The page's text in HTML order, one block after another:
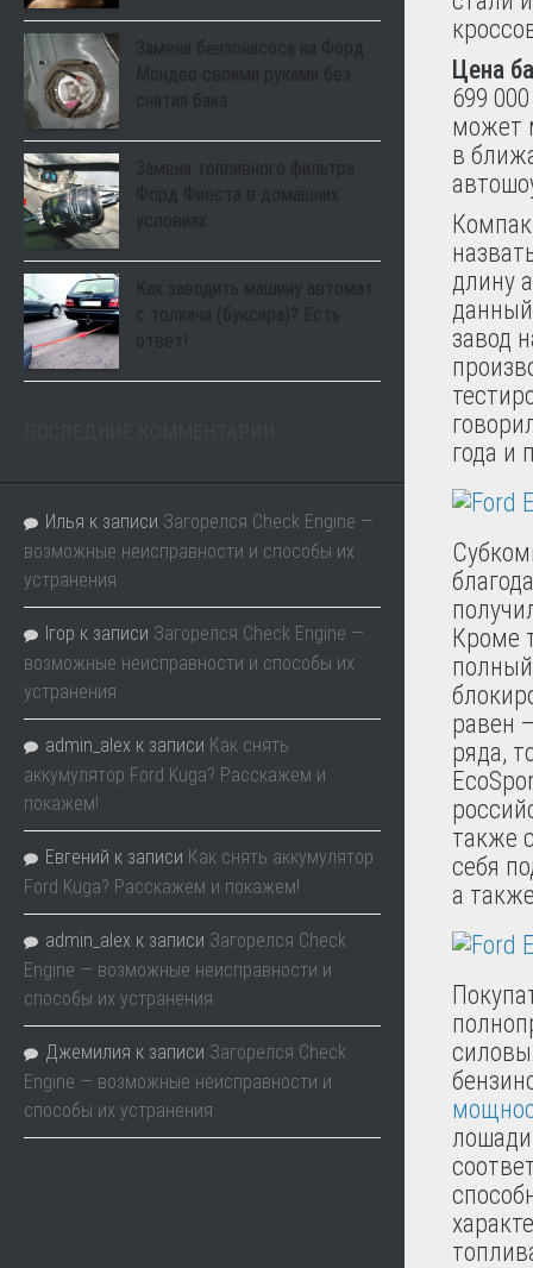
Цена
699
может
в
длину
завод
года и
Кроме
равен
ряда,
также
себя
а
Замена бензонасоса на Форд
Мондео своими руками без
снятия бака
Замена топливного фильтра
Форд Фиеста в домашних
условиях
Как заводить машину автомат
с толкача (буксира)? Есть
ответ!
Илья к записи Загорелся Check Engine —
возможные неисправности и способы их
устранения
Ігор к записи Загорелся Check Engine —
возможные неисправности и способы их
устранения
admin_alex к записи Как снять
аккумулятор Ford Kuga? Расскажем и
покажем!
Евгений к записи Как снять аккумулятор
Ford Kuga? Расскажем и покажем!
admin_alex к записи Загорелся Check
Engine — возможные неисправности и
способы их устранения
Джемилия к записи Загорелся Check
Engine — возможные неисправности и
способы их устранения